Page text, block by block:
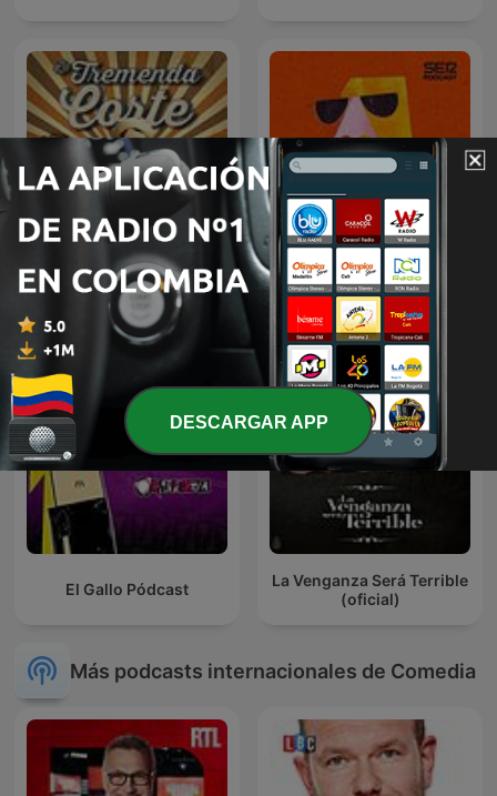
La Tremenda Corte Humor en la Cadena SER
El Gallo Pódcast
La Venganza Será Terrible
(oficial)
Más podcasts internacionales de Comedia
DESCARGAR APP